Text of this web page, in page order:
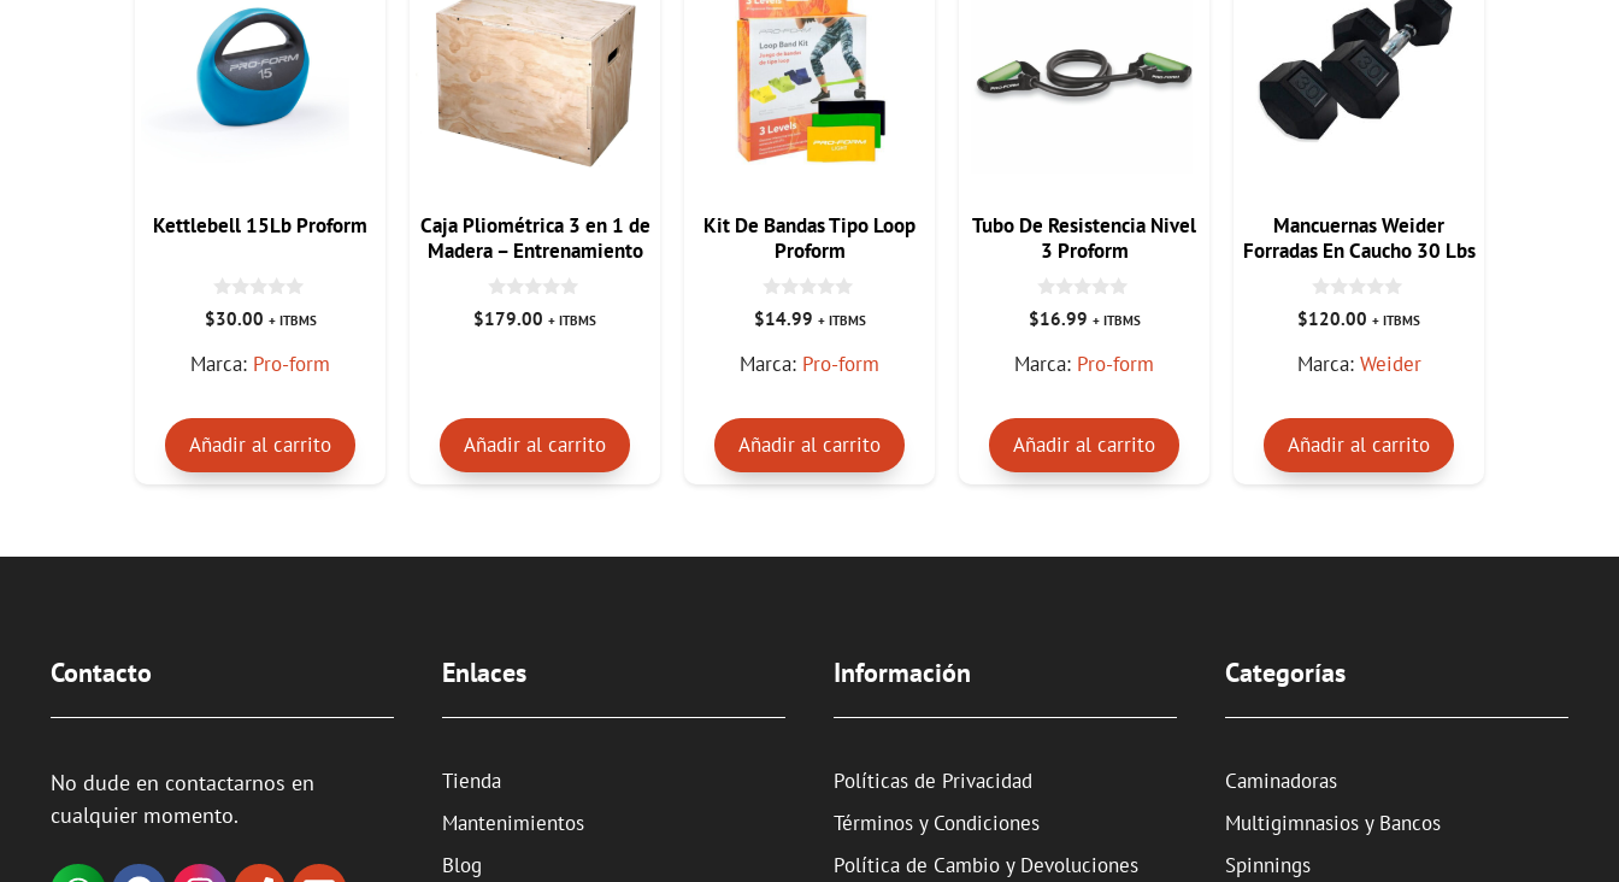
Kettlebell 15Lb Proform
0
d
5
$30.00 + ITBMS
Marca: Pro-form
Añadir al carrito
Caja Pliométrica 3 en 1 de
Madera – Entrenamiento
de Salto y Potencia
0
d
$179.00 + ITBMS
Añadir al carrito
Kit De Bandas Tipo Loop
Proform
0
d
5
$14.99 + ITBMS
Marca: Pro-form
Añadir al carrito
Tubo De Resistencia Nivel
3 Proform
0
d
5
$16.99 + ITBMS
Marca: Pro-form
Añadir al carrito
Mancuernas Weider
Forradas En Caucho 30 Lbs
0
d
5
$120.00 + ITBMS
Marca: Weider
Añadir al carrito
Contacto
No dude en contactarnos en
cualquier momento.
Enlaces
Tienda
Mantenimientos
Blog
Información
Políticas de Privacidad
Términos y Condiciones
Política de Cambio y Devoluciones
Categorías
Caminadoras
Multigimnasios y Bancos
Spinnings